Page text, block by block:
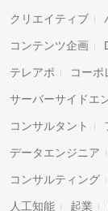
クリエイティブ
コンテンツ企画
テレアポ コーポ
サーバーサイドエ
コンサルタント
データエンジニア
コンサルティング
人工知能 起業